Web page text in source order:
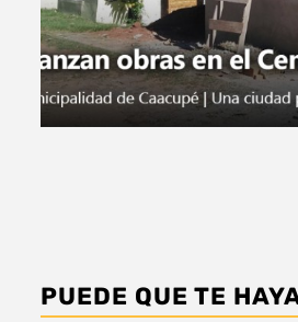
PUEDE QUE TE